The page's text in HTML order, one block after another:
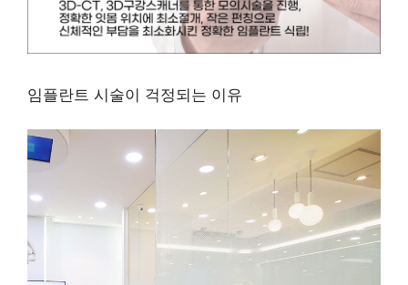
임플란트 시술이 걱정되는 이유